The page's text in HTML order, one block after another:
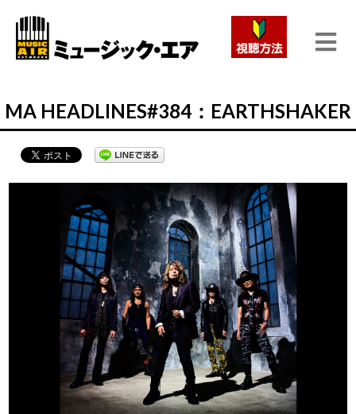
MA HEADLINES#384：EARTHSHAKER